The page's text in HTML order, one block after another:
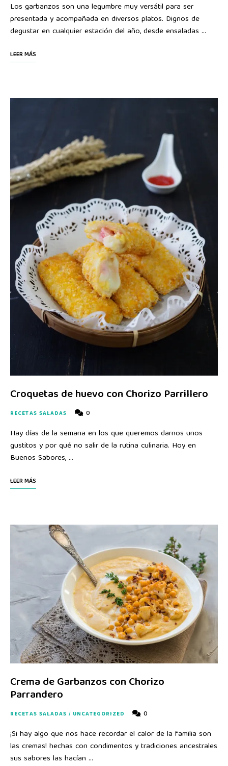
Los garbanzos son una legumbre muy versátil para ser
presentada y acompañada en diversos platos. Dignos de
degustar en cualquier estación del año, desde ensaladas …
LEER MÁS
Croquetas de huevo con Chorizo Parrillero
RECETAS SALADAS 0
Hay días de la semana en los que queremos darnos unos
gustitos y por qué no salir de la rutina culinaria. Hoy en
Buenos Sabores, …
LEER MÁS
Crema de Garbanzos con Chorizo
Parrandero
RECETAS SALADAS / UNCATEGORIZED 0
¡Si hay algo que nos hace recordar el calor de la familia son
las cremas! hechas con condimentos y tradiciones ancestrales
sus sabores las hacían …